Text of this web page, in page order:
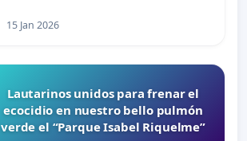
15 Jan 2026
Lautarinos unidos para frenar el
ecocidio en nuestro bello pulmón
verde el “Parque Isabel Riquelme”